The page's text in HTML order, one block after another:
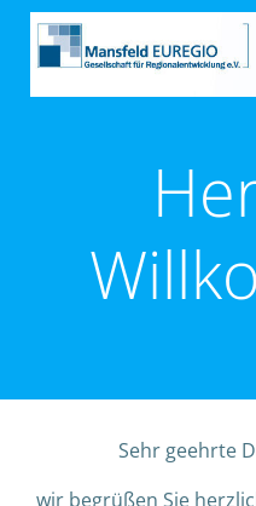
Sehr geehrte
wir begrüßen Sie